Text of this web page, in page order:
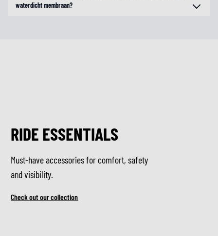
waterdicht membraan?
RIDE ESSENTIALS
Must-have accessories for comfort, safety
and visibility.
Check out our collection